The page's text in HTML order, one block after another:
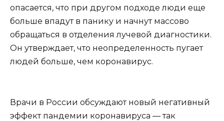
опасается, что при другом подходе люди еще
больше впадут в панику и начнут массово
обращаться в отделения лучевой диагностики.
Он утверждает, что неопределенность пугает
людей больше, чем коронавирус.
Врачи в России обсуждают новый негативный
эффект пандемии коронавируса — так